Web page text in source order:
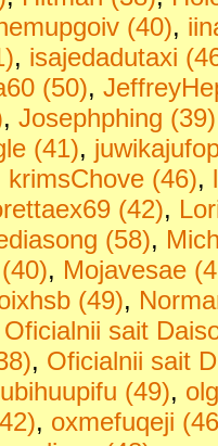
(40),
, isajedadutaxi
(50),
, Josephphing (39)
(41),
krimsChove (46),
(42),
(58),
, Mojavesae
(49),
Oficialnii sait
, Oficialnii sait
(49),
, oxmefuqeji